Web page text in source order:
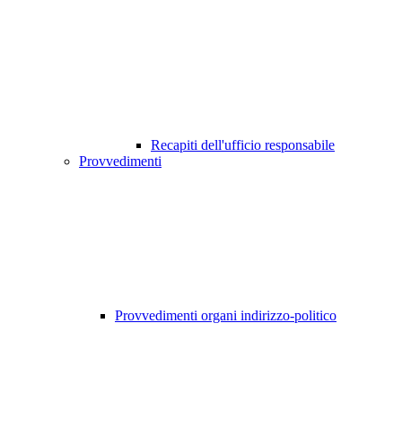
Recapiti dell'ufficio responsabile
Provvedimenti
Provvedimenti organi indirizzo-politico